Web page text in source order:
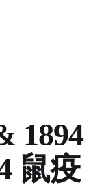
1894
鼠疫